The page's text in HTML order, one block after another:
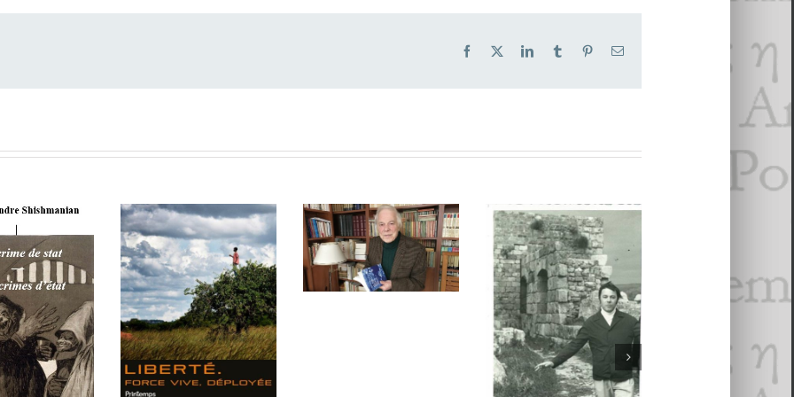
Facebook LinkedInTumblr PinterestEmail
sur le
Le Printemps
des Poètes 2026 :
« Liberté. Force
vive, déployée »
— un festival-
monde porté par
L’Enfant de poésie:
entretien avec
Marc Alyn
La poésie est le rire
du Verbe— La
vie et l’œuvre de
Marc Alyn
carte déplacée.
géographique
culturel des